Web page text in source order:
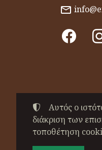
©2022-2026
Αυτός ο
διάκριση των
τοποθέτηση